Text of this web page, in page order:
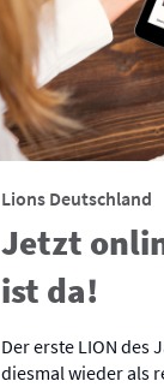
Lions Deutschland
Jetzt
ist da!
Der erste LION des
diesmal wieder als